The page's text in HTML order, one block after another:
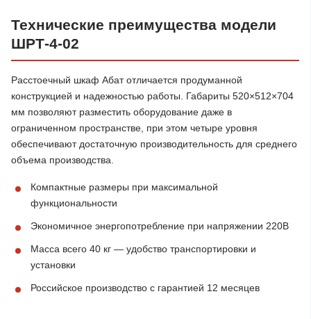
Технические преимущества модели
ШРТ-4-02
Расстоечный шкаф Абат отличается продуманной
конструкцией и надежностью работы. Габариты 520×512×704
мм позволяют разместить оборудование даже в
ограниченном пространстве, при этом четыре уровня
обеспечивают достаточную производительность для среднего
объема производства.
Компактные размеры при максимальной
функциональности
Экономичное энергопотребление при напряжении 220В
Масса всего 40 кг — удобство транспортировки и
установки
Российское производство с гарантией 12 месяцев